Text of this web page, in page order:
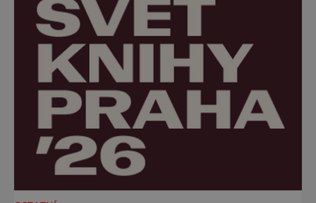
jemné krémov